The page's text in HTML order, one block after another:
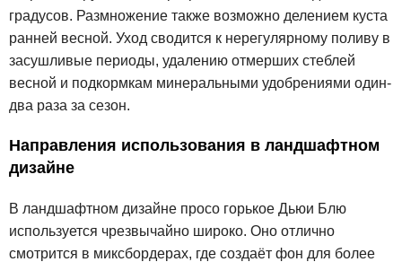
градусов. Размножение также возможно делением куста
ранней весной. Уход сводится к нерегулярному поливу в
засушливые периоды, удалению отмерших стеблей
весной и подкормкам минеральными удобрениями один-
два раза за сезон.
Направления использования в ландшафтном
дизайне
В ландшафтном дизайне просо горькое Дьюи Блю
используется чрезвычайно широко. Оно отлично
смотрится в миксбордерах, где создаёт фон для более